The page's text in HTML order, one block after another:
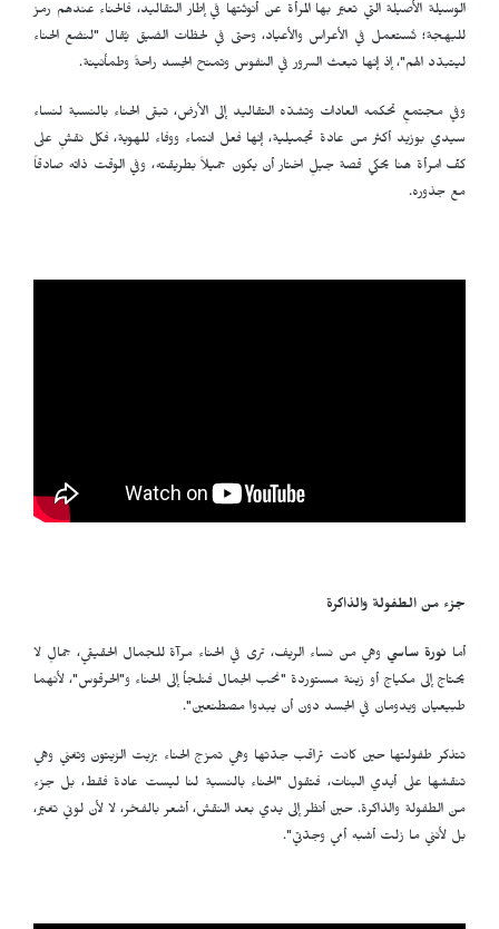
الوسيلة الأصيلة التي تعبّر بها المرأة عن أنوثتها في إطار التقاليد، فالحناء عندهم رمز
للبهجة؛ تُستعمل في الأعراس والأعياد، وحتى في لحظات الضيق يُقال "لنضع الحناء
ليتبدّد الهم"، إذ إنها تبعث السرور في النفوس وتمنح الجسد راحةً وطمأنينة.
وفي مجتمعٍ تحكمه العادات وتشدّه التقاليد إلى الأرض، تبقى الحناء بالنسبة لنساء
سيدي بوزيد أكثر من عادة تجميلية، إنها فعل انتماء ووفاء للهوية، فكل نقشٍ على
كفّ امرأة هنا يحكي قصة جيلٍ اختار أن يكون جميلاً بطريقته، وفي الوقت ذاته صادقاً
مع جذوره.
جزء من الطفولة والذاكرة
أما نورة ساسي وهي من نساء الريف، ترى في الحناء مرآة للجمال الحقيقي، جمالٍ لا
يحتاج إلى مكياج أو زينة مستوردة "نحب الجمال فنلجأ إلى الحناء و"الحرقوس"، لأنهما
طبيعيان ويدومان في الجسد دون أن يبدوا مصطنعين".
تتذكر طفولتها حين كانت تراقب جدّتها وهي تمزج الحناء بزيت الزيتون وتغني وهي
تنقشها على أيدي البنات، فتقول "الحناء بالنسبة لنا ليست عادة فقط، بل جزء
من الطفولة والذاكرة. حين أنظر إلى يدي بعد النقش، أشعر بالفخر، لا لأن لوني تغيّر،
بل لأنني ما زلت أشبه أمي وجدّتي".